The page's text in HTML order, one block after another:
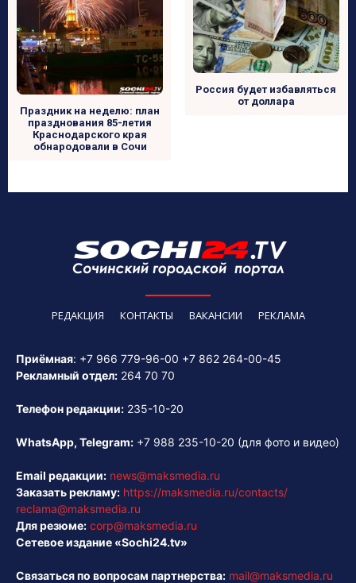
Праздник на неделю: план
празднования 85-летия
Краснодарского края
обнародовали в Сочи
Россия будет избавляться
от доллара
РЕДАКЦИЯ КОНТАКТЫ ВАКАНСИИ РЕКЛАМА
Приёмная: +7 966 779-96-00 +7 862 264-00-45
Рекламный отдел: 264 70 70
Телефон редакции: 235-10-20
WhatsApp, Telegram: +7 988 235-10-20 (для фото и видео)
Email редакции: news@maksmedia.ru
Заказать рекламу: https://maksmedia.ru/contacts/
reclama@maksmedia.ru
Для резюме: corp@maksmedia.ru
Сетевое издание «Sochi24.tv»
Связаться по вопросам партнерства: mail@maksmedia.ru